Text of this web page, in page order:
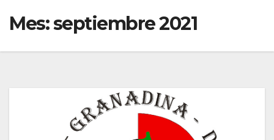
Mes:septiembre 2021